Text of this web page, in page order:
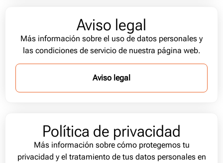
Aviso legal
Más información sobre el uso de datos personales y
las condiciones de servicio de nuestra página web.
Aviso legal
Política de privacidad
Más información sobre cómo protegemos tu
privacidad y el tratamiento de tus datos personales en